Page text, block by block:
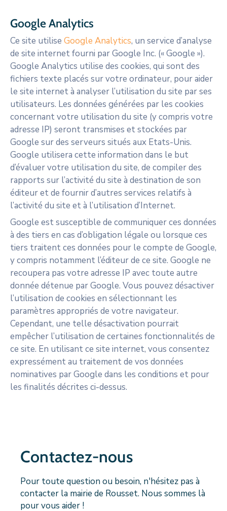
Google Analytics
Ce site utilise Google Analytics, un service d’analyse
de site internet fourni par Google Inc. (« Google »).
Google Analytics utilise des cookies, qui sont des
fichiers texte placés sur votre ordinateur, pour aider
le site internet à analyser l’utilisation du site par ses
utilisateurs. Les données générées par les cookies
concernant votre utilisation du site (y compris votre
adresse IP) seront transmises et stockées par
Google sur des serveurs situés aux Etats-Unis.
Google utilisera cette information dans le but
d’évaluer votre utilisation du site, de compiler des
rapports sur l’activité du site à destination de son
éditeur et de fournir d’autres services relatifs à
l’activité du site et à l’utilisation d’Internet.
Google est susceptible de communiquer ces données
à des tiers en cas d’obligation légale ou lorsque ces
tiers traitent ces données pour le compte de Google,
y compris notamment l’éditeur de ce site. Google ne
recoupera pas votre adresse IP avec toute autre
donnée détenue par Google. Vous pouvez désactiver
l’utilisation de cookies en sélectionnant les
paramètres appropriés de votre navigateur.
Cependant, une telle désactivation pourrait
empêcher l’utilisation de certaines fonctionnalités de
ce site. En utilisant ce site internet, vous consentez
expressément au traitement de vos données
nominatives par Google dans les conditions et pour
les finalités décrites ci-dessus.
Contactez-nous
Pour toute question ou besoin, n'hésitez pas à
contacter la mairie de Rousset. Nous sommes là
pour vous aider !